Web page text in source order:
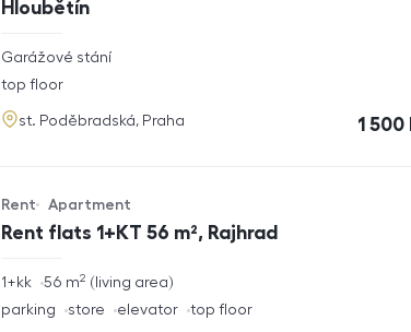
Hloubětín
rozměry
Garážové stání
funkce
top floor
adresa
st. Poděbradská, Praha cena
1 500
Rent flats 1+KT 56 m², Rajhrad
Offer type
Rent
Property type
Apartment
rozměry
1+kk living area
56 m2
funkce
parking store elevator top floor